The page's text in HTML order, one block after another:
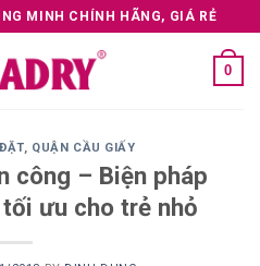
MINH CHÍNH HÃNG, GIÁ RẺ
0
, QUẬN CẦU GIẤY
công – Biện pháp
ưu cho trẻ nhỏ